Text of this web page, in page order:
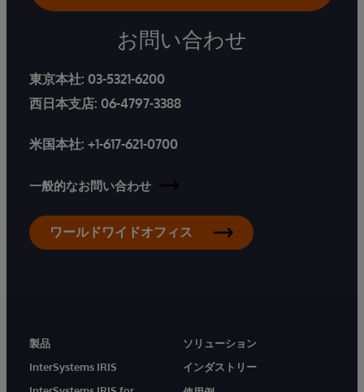
お問い合わせ
東京本社: 03-5321-6200
西日本支店: 06-4797-3388
米国本社: +1-617-621-0700
一般的なお問い合わせ
ワールドワイドオフィス
製品
InterSystems IRIS
ソリューション
インダストリー